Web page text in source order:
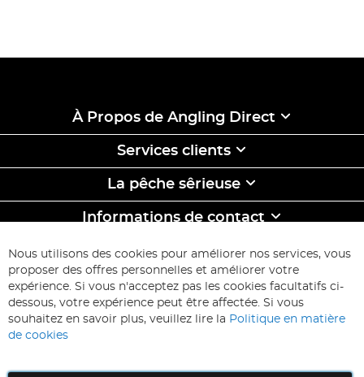
À Propos de Angling Direct
Services clients
La pêche sêrieuse
Informations de contact
ABONNEZ-VOUS & ECONOMISEZ
Inscription
à
d’information
:
Inscription
Nous utilisons des cookies pour améliorer nos services, vous
proposer des offres personnelles et améliorer votre
expérience. Si vous n'acceptez pas les cookies facultatifs ci-
dessous, votre expérience peut être affectée. Si vous
souhaitez en savoir plus, veuillez lire la Politique en matière
de cookies